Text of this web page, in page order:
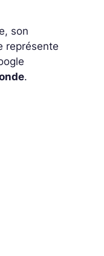
son
représente
.